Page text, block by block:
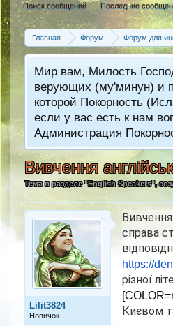
Поиск сообщений Последние
Главная Форум Форум для
Мир вам, Милость
верующих (му'минун) и
которой Покорность
если у вас есть к нам
Администрация
Вивчення
Тема в разделе "English Speakers",
Lilit3824
Новичок
справа
https://
різної
Києвом